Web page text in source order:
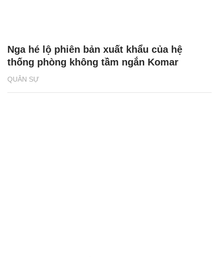
QUÂN SỰ
Nga hé lộ phiên bản xuất khẩu của hệ
thống phòng không tầm ngắn Komar